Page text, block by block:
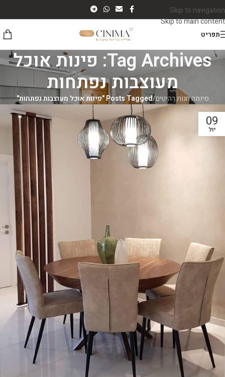
Skip to navigation
Skip to main content
תפריט
Tag Archives: פינות אוכל
מעוצבות נפתחות
סינמה חנות רהיטים/Posts Tagged "פינות אוכל מעוצבות נפתחות"
09
יול